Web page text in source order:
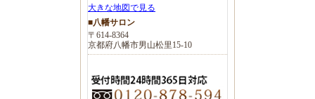
大きな地図で見る
■八幡サロン
〒614-8364
京都府八幡市男山松里15-10